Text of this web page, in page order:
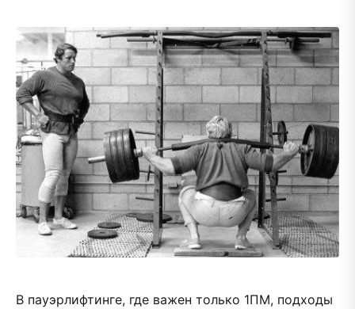
В пауэрлифтинге, где важен только 1ПМ, подходы